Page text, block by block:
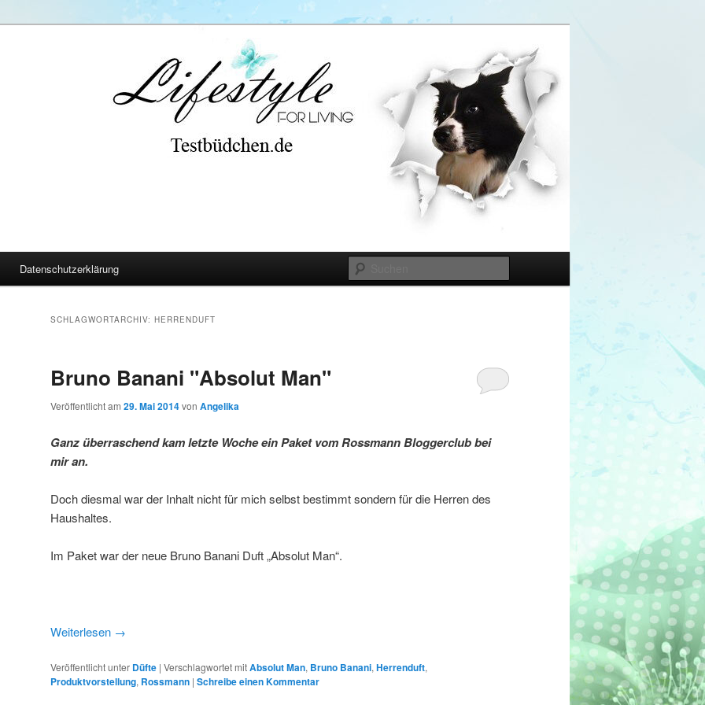
Datenschutzerklärung
SCHLAGWORTARCHIV: HERRENDUFT
Bruno Banani "Absolut Man"
Veröffentlicht am 29. Mai 2014von Angelika
Ganz überraschend kam letzte Woche ein Paket vom Rossmann Bloggerclub bei
mir an.
Doch diesmal war der Inhalt nicht für mich selbst bestimmt sondern für die Herren des
Haushaltes.
Im Paket war der neue Bruno Banani Duft „Absolut Man“.
Weiterlesen →
Veröffentlicht unter Düfte | Verschlagwortet mitAbsolut Man, Bruno Banani,Herrenduft,
Produktvorstellung, Rossmann | Schreibe einen Kommentar